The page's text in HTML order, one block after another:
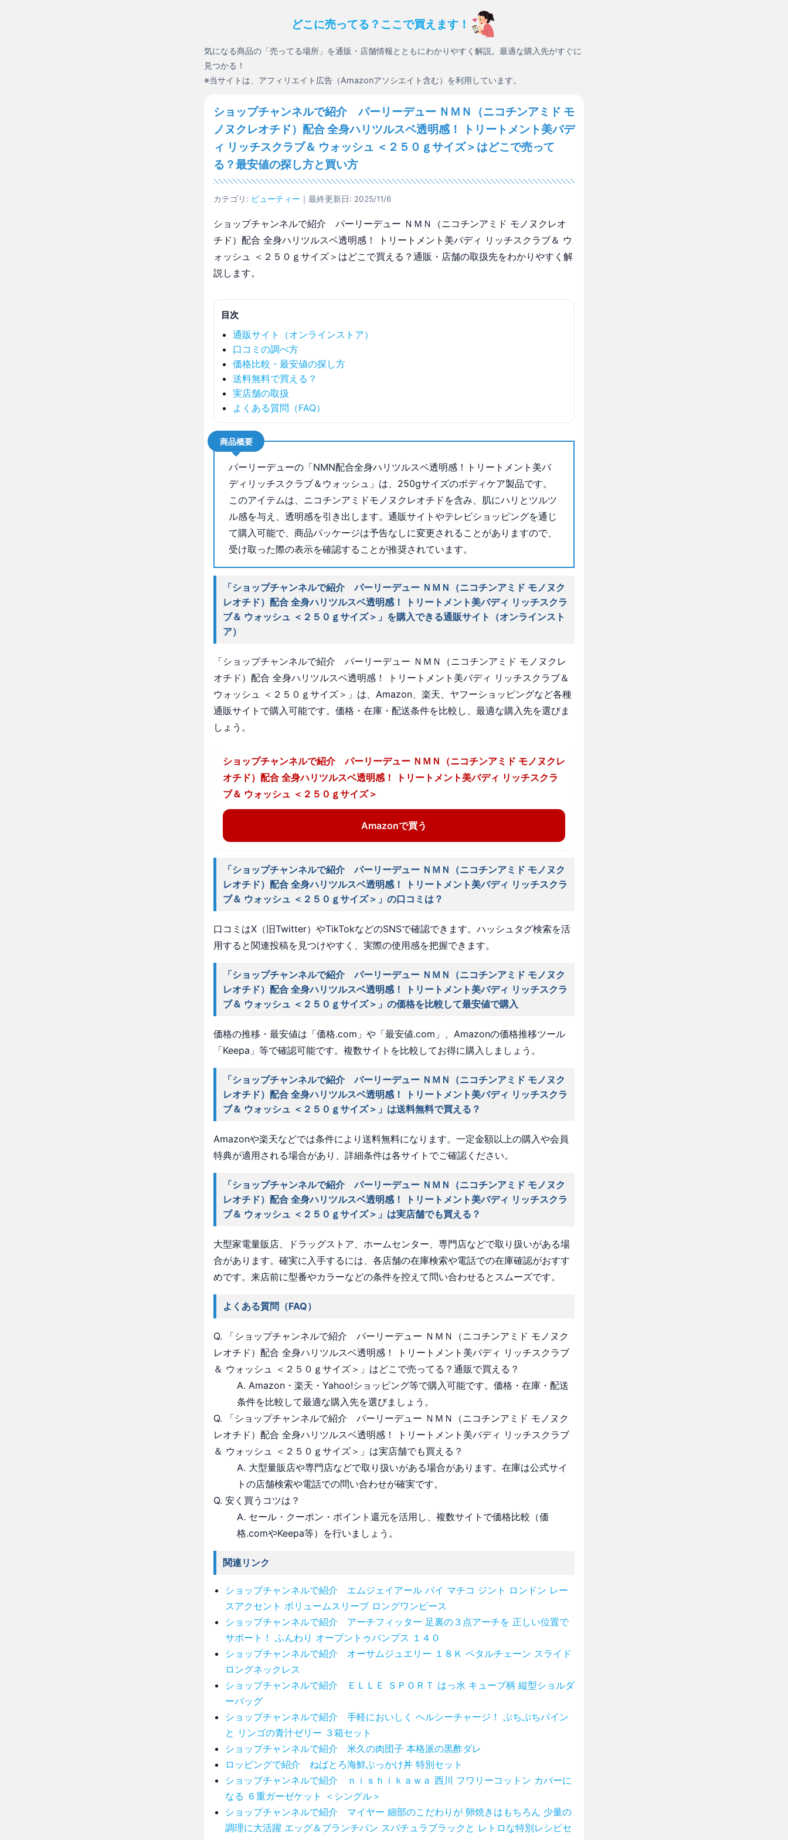
どこに売ってる？ここで買えます！
気になる商品の「売ってる場所」を通販・店舗情報とともにわかりやすく解説。最適な購入先がすぐに
見つかる！
※当サイトは、アフィリエイト広告（Amazonアソシエイト含む）を利用しています。
ショップチャンネルで紹介 パーリーデュー ＮＭＮ（ニコチンアミド モ
ノヌクレオチド）配合 全身ハリツルスベ透明感！ トリートメント美バデ
ィ リッチスクラブ＆ ウォッシュ ＜２５０ｇサイズ＞はどこで売って
る？最安値の探し方と買い方
カテゴリ: ビューティー ｜最終更新日: 2025/11/6
ショップチャンネルで紹介 パーリーデュー ＮＭＮ（ニコチンアミド モノヌクレオ
チド）配合 全身ハリツルスベ透明感！ トリートメント美バディ リッチスクラブ＆ ウ
ォッシュ ＜２５０ｇサイズ＞はどこで買える？通販・店舗の取扱先をわかりやすく解
説します。
目次
通販サイト（オンラインストア）
口コミの調べ方
価格比較・最安値の探し方
送料無料で買える？
実店舗の取扱
よくある質問（FAQ）
商品概要
パーリーデューの「NMN配合全身ハリツルスベ透明感！トリートメント美バ
ディリッチスクラブ＆ウォッシュ」は、250gサイズのボディケア製品です。
このアイテムは、ニコチンアミドモノヌクレオチドを含み、肌にハリとツルツ
ル感を与え、透明感を引き出します。通販サイトやテレビショッピングを通じ
て購入可能で、商品パッケージは予告なしに変更されることがありますので、
受け取った際の表示を確認することが推奨されています。
「ショップチャンネルで紹介 パーリーデュー ＮＭＮ（ニコチンアミド モノヌク
レオチド）配合 全身ハリツルスベ透明感！ トリートメント美バディ リッチスクラ
ブ＆ ウォッシュ ＜２５０ｇサイズ＞」を購入できる通販サイト（オンラインスト
ア）
「ショップチャンネルで紹介 パーリーデュー ＮＭＮ（ニコチンアミド モノヌクレ
オチド）配合 全身ハリツルスベ透明感！ トリートメント美バディ リッチスクラブ＆
ウォッシュ ＜２５０ｇサイズ＞」は、Amazon、楽天、ヤフーショッピングなど各種
通販サイトで購入可能です。価格・在庫・配送条件を比較し、最適な購入先を選びま
しょう。
ショップチャンネルで紹介 パーリーデュー ＮＭＮ（ニコチンアミド モノヌクレ
オチド）配合 全身ハリツルスベ透明感！ トリートメント美バディ リッチスクラ
ブ＆ ウォッシュ ＜２５０ｇサイズ＞
Amazonで買う
「ショップチャンネルで紹介 パーリーデュー ＮＭＮ（ニコチンアミド モノヌク
レオチド）配合 全身ハリツルスベ透明感！ トリートメント美バディ リッチスクラ
ブ＆ ウォッシュ ＜２５０ｇサイズ＞」の口コミは？
口コミはX（旧Twitter）やTikTokなどのSNSで確認できます。ハッシュタグ検索を活
用すると関連投稿を見つけやすく、実際の使用感を把握できます。
「ショップチャンネルで紹介 パーリーデュー ＮＭＮ（ニコチンアミド モノヌク
レオチド）配合 全身ハリツルスベ透明感！ トリートメント美バディ リッチスクラ
ブ＆ ウォッシュ ＜２５０ｇサイズ＞」の価格を比較して最安値で購入
価格の推移・最安値は「価格.com」や「最安値.com」、Amazonの価格推移ツール
「Keepa」等で確認可能です。複数サイトを比較してお得に購入しましょう。
「ショップチャンネルで紹介 パーリーデュー ＮＭＮ（ニコチンアミド モノヌク
レオチド）配合 全身ハリツルスベ透明感！ トリートメント美バディ リッチスクラ
ブ＆ ウォッシュ ＜２５０ｇサイズ＞」は送料無料で買える？
Amazonや楽天などでは条件により送料無料になります。一定金額以上の購入や会員
特典が適用される場合があり、詳細条件は各サイトでご確認ください。
「ショップチャンネルで紹介 パーリーデュー ＮＭＮ（ニコチンアミド モノヌク
レオチド）配合 全身ハリツルスベ透明感！ トリートメント美バディ リッチスクラ
ブ＆ ウォッシュ ＜２５０ｇサイズ＞」は実店舗でも買える？
大型家電量販店、ドラッグストア、ホームセンター、専門店などで取り扱いがある場
合があります。確実に入手するには、各店舗の在庫検索や電話での在庫確認がおすす
めです。来店前に型番やカラーなどの条件を控えて問い合わせるとスムーズです。
よくある質問（FAQ）
Q. 「ショップチャンネルで紹介 パーリーデュー ＮＭＮ（ニコチンアミド モノヌク
レオチド）配合 全身ハリツルスベ透明感！ トリートメント美バディ リッチスクラブ
＆ ウォッシュ ＜２５０ｇサイズ＞」はどこで売ってる？通販で買える？
A. Amazon・楽天・Yahoo!ショッピング等で購入可能です。価格・在庫・配送
条件を比較して最適な購入先を選びましょう。
Q. 「ショップチャンネルで紹介 パーリーデュー ＮＭＮ（ニコチンアミド モノヌク
レオチド）配合 全身ハリツルスベ透明感！ トリートメント美バディ リッチスクラブ
＆ ウォッシュ ＜２５０ｇサイズ＞」は実店舗でも買える？
A. 大型量販店や専門店などで取り扱いがある場合があります。在庫は公式サイ
トの店舗検索や電話での問い合わせが確実です。
Q. 安く買うコツは？
A. セール・クーポン・ポイント還元を活用し、複数サイトで価格比較（価
格.comやKeepa等）を行いましょう。
関連リンク
ショップチャンネルで紹介 エムジェイアール バイ マチコ ジント ロンドン レー
スアクセント ボリュームスリーブ ロングワンピース
ショップチャンネルで紹介 アーチフィッター 足裏の３点アーチを 正しい位置で
サポート！ ふんわり オープントゥパンプス １４０
ショップチャンネルで紹介 オーサムジュエリー １８Ｋ ペタルチェーン スライド
ロングネックレス
ショップチャンネルで紹介 ＥＬＬＥ ＳＰＯＲＴ はっ水 キューブ柄 縦型ショルダ
ーバッグ
ショップチャンネルで紹介 手軽においしく ヘルシーチャージ！ ぷちぷちパイン
と リンゴの青汁ゼリー ３箱セット
ショップチャンネルで紹介 米久の肉団子 本格派の黒酢ダレ
ロッピングで紹介 ねばとろ海鮮ぶっかけ丼 特別セット
ショップチャンネルで紹介 ｎｉｓｈｉｋａｗａ 西川 フワリーコットン カバーに
なる ６重ガーゼケット ＜シングル＞
ショップチャンネルで紹介 マイヤー 細部のこだわりが 卵焼きはもちろん 少量の
調理に大活躍 エッグ＆ブランチパン スパチュラブラックと レトロな特別レシピセ